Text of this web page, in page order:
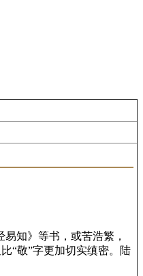
知》等书，或苦浩繁，
“敬”字更加切实缜密。陆